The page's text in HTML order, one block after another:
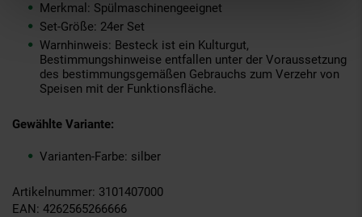
Merkmal: Spülmaschinengeeignet
Set-Größe: 24er Set
Warnhinweis: Besteck ist ein Kulturgut,
Bestimmungshinweise entfallen unter der Voraussetzung
des bestimmungsgemäßen Gebrauchs zum Verzehr von
Speisen mit der Funktionsfläche.
Gewählte Variante:
Varianten-Farbe: silber
Artikelnummer: 3101407000
EAN: 4262565266666